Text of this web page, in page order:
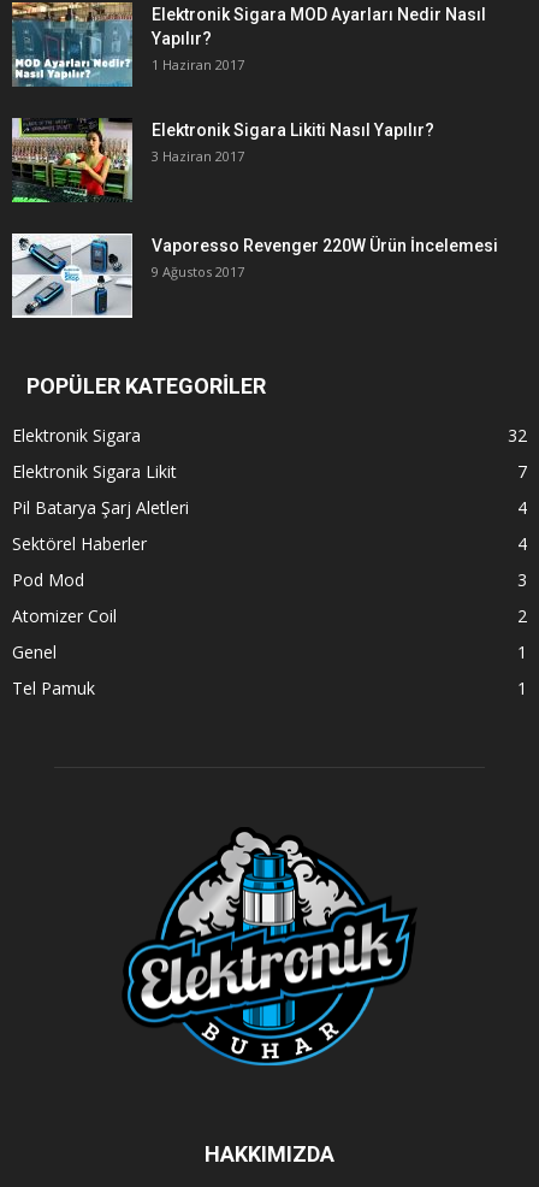
Elektronik Sigara MOD Ayarları Nedir Nasıl
Yapılır?
1 Haziran 2017
Elektronik Sigara Likiti Nasıl Yapılır?
3 Haziran 2017
Vaporesso Revenger 220W Ürün İncelemesi
9 Ağustos 2017
POPÜLER KATEGORİLER
Elektronik Sigara
32
Elektronik Sigara Likit
7
Pil Batarya Şarj Aletleri
4
Sektörel Haberler
4
Pod Mod
3
Atomizer Coil
2
Genel
1
Tel Pamuk
1
HAKKIMIZDA